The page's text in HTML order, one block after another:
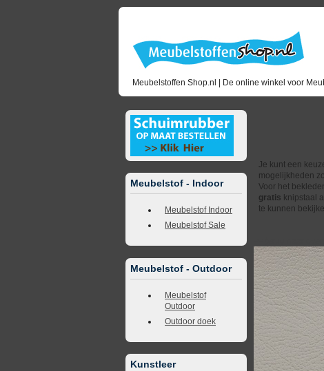
Meubelstoffen Shop.nl | De online winkel voor
Meubelstof - Indoor
Meubelstof Indoor
Meubelstof Sale
Meubelstof - Outdoor
Meubelstof
Outdoor
Outdoor doek
Kunstleer
Je kunt een
mogelijkheden
Voor het
gratis knipstaal
te kunnen